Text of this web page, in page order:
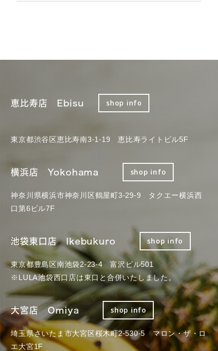
恵比寿店 Ebisu shop info
東京都渋谷区恵比寿南3-1-19 恵比寿ライトビル5F
横浜店 Yokohama shop info
神奈川県横浜市神奈川区鶴屋町3-29-9 タクエー横浜西
口第6ビル7F
池袋東口店 Ikebukuro shop info
東京都豊島区南池袋2-23-4 富沢ビル501
※LULA池袋西口店は東口と合併いたしました。
大宮店 Omiya shop info
埼玉県さいたま市大宮区桜木町2-530-5 マロン・ザ・ロ
エ大宮1F